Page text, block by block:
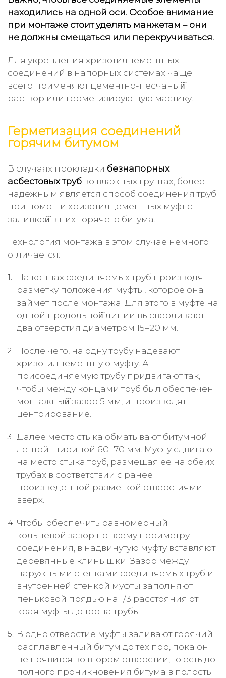
находились на одной оси. Особое внимание
при монтаже стоит уделять манжетам – они
не должны смещаться или перекручиваться.
Для укрепления хризотилцементных
соединений в напорных системах чаще
всего применяют цементно-песчаный̆
раствор или герметизирующую мастику.
Герметизация соединений
горячим битумом
В случаях прокладки безнапорных
асбестовых труб во влажных грунтах, более
надежным является способ соединения труб
при помощи хризотилцементных муфт с
заливкой̆ в них горячего битума.
Технология монтажа в этом случае немного
отличается:
На концах соединяемых труб производят
разметку положения муфты, которое она
займёт после монтажа. Для этого в муфте на
одной продольной̆ линии высверливают
два отверстия диаметром 15–20 мм.
После чего, на одну трубу надевают
хризотилцементную муфту. А
присоединяемую трубу придвигают так,
чтобы между концами труб был обеспечен
монтажный̆ зазор 5 мм, и производят
центрирование.
Далее место стыка обматывают битумной
лентой шириной 60–70 мм. Муфту сдвигают
на место стыка труб, размещая ее на обеих
трубах в соответствии с ранее
произведенной разметкой отверстиями
вверх.
Чтобы обеспечить равномерный
кольцевой зазор по всему периметру
соединения, в надвинутую муфту вставляют
деревянные клинышки. Зазор между
наружными стенками соединяемых труб и
внутренней стенкой муфты заполняют
пеньковой прядью на 1/3 расстояния от
края муфты до торца трубы.
В одно отверстие муфты заливают горячий
расплавленный битум до тех пор, пока он
не появится во втором отверстии, то есть до
полного проникновения битума в полость